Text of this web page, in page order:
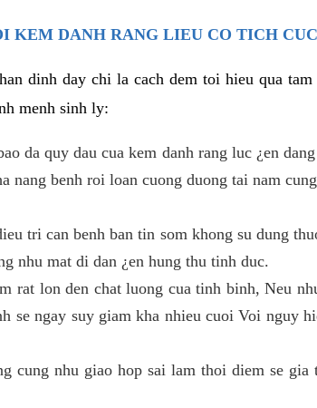
KEM DANH RANG LIEU CO TICH
dinh day chi la cach dem toi hieu qua
menh sinh ly:
da quy dau cua kem danh rang luc ¿en
nang benh roi loan cuong duong tai nam
tri can benh ban tin som khong su dung
nhu mat di dan ¿en hung thu tinh duc.
rat lon den chat luong cua tinh binh, Neu
se ngay suy giam kha nhieu cuoi Voi nguy
cung nhu giao hop sai lam thoi diem se gia